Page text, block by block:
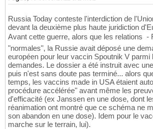
Russia Today conteste l'interdiction de
devant la deuxième plus haute juridiction
Avant cette guerre, alors que les relations  -
"normales", la Russie avait déposé une
européen pour leur vaccin Spoutnik V parmi
demandes. Le dossier a été instruit avec
puis n'est sans doute pas terminé... alors
temps, les vaccins made in USA étaient
procédure accélérée" avant même les
d'efficacité (ex Janssen en une dose, dont
réanimation ont montré que ce schéma ne
son abandon en une dose). Idem pour le
marche sur le terrain, lui).